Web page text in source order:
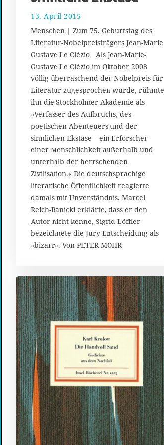
13. April 2015
A
p
r
i
l
0
1
5
Menschen | Zum 75. Geburtstag des
Literatur-Nobelpreisträgers Jean-Marie
Gustave Le Clézio Als Jean-Marie-
Gustave Le Clézio im Oktober 2008
völlig überraschend der Nobelpreis für
Literatur zugesprochen wurde, rühmte
ihn die Stockholmer Akademie als
»Verfasser des Aufbruchs, des
poetischen Abenteuers und der
sinnlichen Ekstase – ein Erforscher
einer Menschlichkeit außerhalb und
unterhalb der herrschenden
Zivilisation.« Die deutschsprachige
literarische Öffentlichkeit reagierte
damals mit Unverständnis. Marcel
Reich-Ranicki erklärte, dass er den
Autor nicht kenne, Sigrid Löffler
bezeichnete die Jury-Entscheidung als
»bizarr«. Von PETER MOHR